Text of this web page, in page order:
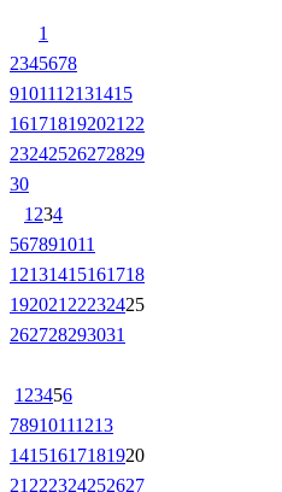
1
2345678
9101112131415
161718192021 22
23242526272829
30
1 234
567891011
12131415161718
192021 22232425
262728293031
1 23456
78910111213
14151617181920
21 222324252627